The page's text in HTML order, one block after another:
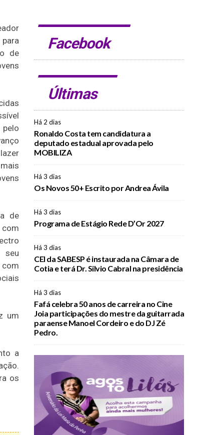
de
de
com
um
a
os
Facebook
Últimas
Há 2 dias
Ronaldo Costa tem candidatura a
deputado estadual aprovada pelo
MOBILIZA
Há 3 dias
Os Novos 50+ Escrito por Andrea Ávila
Há 3 dias
Programa de Estágio Rede D’Or 2027
Há 3 dias
CEI da SABESP é instaurada na Câmara de
Cotia e terá Dr. Silvio Cabral na presidência
Há 3 dias
Fafá celebra 50 anos de carreira no Cine
Joia participações do mestre da guitarrada
paraense Manoel Cordeiro e do DJ Zé
Pedro.